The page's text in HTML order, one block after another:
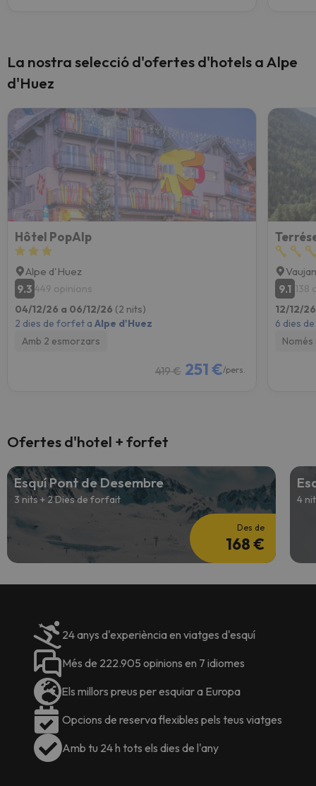
La nostra selecció d'ofertes d'hotels a Alpe
d'Huez
Hôtel PopAlp
Alpe d'Huez
9.3 449 opinions
04/12/26 a 06/12/26 (2 nits)
2 dies de forfet a Alpe d'Huez
Amb 2 esmorzars
419 € 251 €/pers.
9.1 138
12/12/
6 dies
Ofertes d'hotel + forfet
Esquí Pont de Desembre
3 nits + 2 Dies de forfait
Des de
168 €
4
24 anys d'experiència en viatges d'esquí
Més de 222.905 opinions en 7 idiomes
Els millors preus per esquiar a Europa
Opcions de reserva flexibles pels teus viatges
Amb tu 24 h tots els dies de l'any